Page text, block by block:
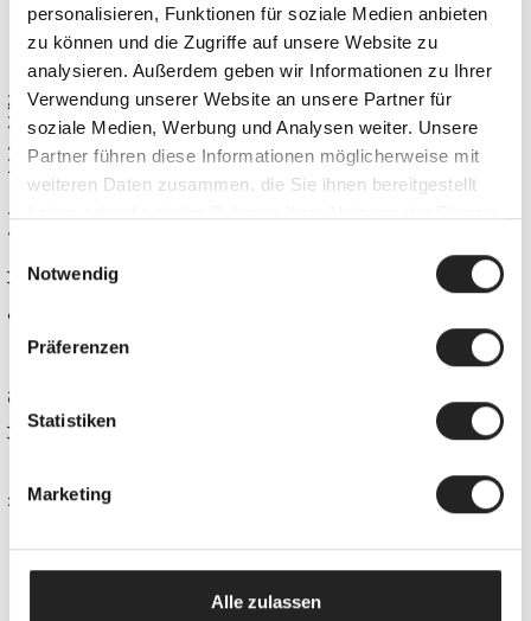
personalisieren, Funktionen für soziale Medien anbieten
zu können und die Zugriffe auf unsere Website zu
analysieren. Außerdem geben wir Informationen zu Ihrer
Verwendung unserer Website an unsere Partner für
soziale Medien, Werbung und Analysen weiter. Unsere
Partner führen diese Informationen möglicherweise mit
weiteren Daten zusammen, die Sie ihnen bereitgestellt
Notwendig
Präferenzen
Statistiken
Marketing
Alle zulassen
winteraktivitäten
EINE WELT VOLLER
MÖGLICHKEITEN.